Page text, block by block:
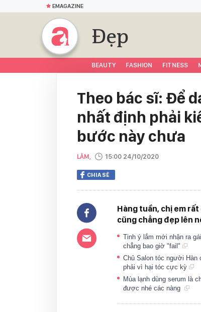
EMAGAZINE
Đẹp
BEAUTY FASHION FITNESS
Theo bác sĩ: Để
nhất định phải
bước này chưa
LÂM, 15:00 24/10/2020
CHIA SẺ
Hàng tuần, chị em
cũng chẳng đẹp lên
Tinh ý lắm mới nhận ra
chẳng bao giờ "fail"
Chủ Salon tóc người Hàn
phải vì hại tóc cực kỳ
Mùa lạnh dùng serum là
được nhé các nàng